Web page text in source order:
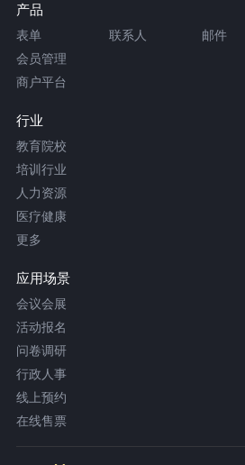
产品
表单 联系人 邮件
会员管理
商户平台
行业
教育院校
培训行业
人力资源
医疗健康
更多
应用场景
会议会展
活动报名
问卷调研
行政人事
线上预约
在线售票